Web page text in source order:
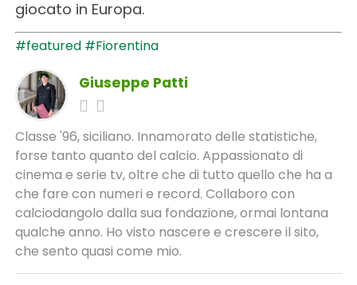
giocato in Europa.
#featured #Fiorentina
Giuseppe Patti
Classe '96, siciliano. Innamorato delle statistiche,
forse tanto quanto del calcio. Appassionato di
cinema e serie tv, oltre che di tutto quello che ha a
che fare con numeri e record. Collaboro con
calciodangolo dalla sua fondazione, ormai lontana
qualche anno. Ho visto nascere e crescere il sito,
che sento quasi come mio.